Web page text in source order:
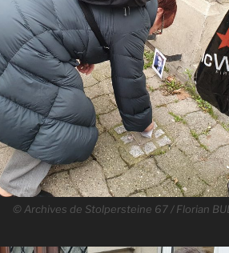
© Archives de Stolpersteine 67 / Florian